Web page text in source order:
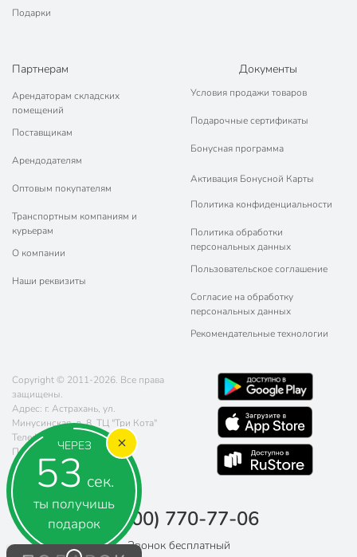
ЧЕРЕЗ
52 сек.
ты получишь
подарок
Подарки
Партнерам
Арендаторам складских
помещений
Поставщикам
Арендодателям
Оптовым покупателям
Транспортным компаниям и
курьерам
О компании
Наши реквизиты
Документы
Условия продажи товаров
Подарочные сертификаты
Бонусная программа
Активация Бонусной Карты
Политика конфиденциальности
Политика обработки
персональных данных
Пользовательское соглашение
Согласие на обработку
персональных данных
Рекомендательные технологии
Copyright © 2011-2026. Все права
защищены.
Адрес: г. Астрахань, ул.
Минусинская, д. 8, ТЦ "Три Кота"
Телефон:
8 (800) 770-77-06
Почта:
sales@poryadok.ru
8 (800) 770-77-06
Звонок бесплатный